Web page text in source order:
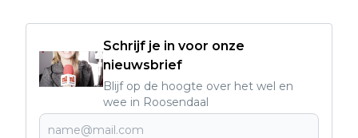
Schrijf je in voor onze
nieuwsbrief
Blijf op de hoogte over het wel en
wee in Roosendaal